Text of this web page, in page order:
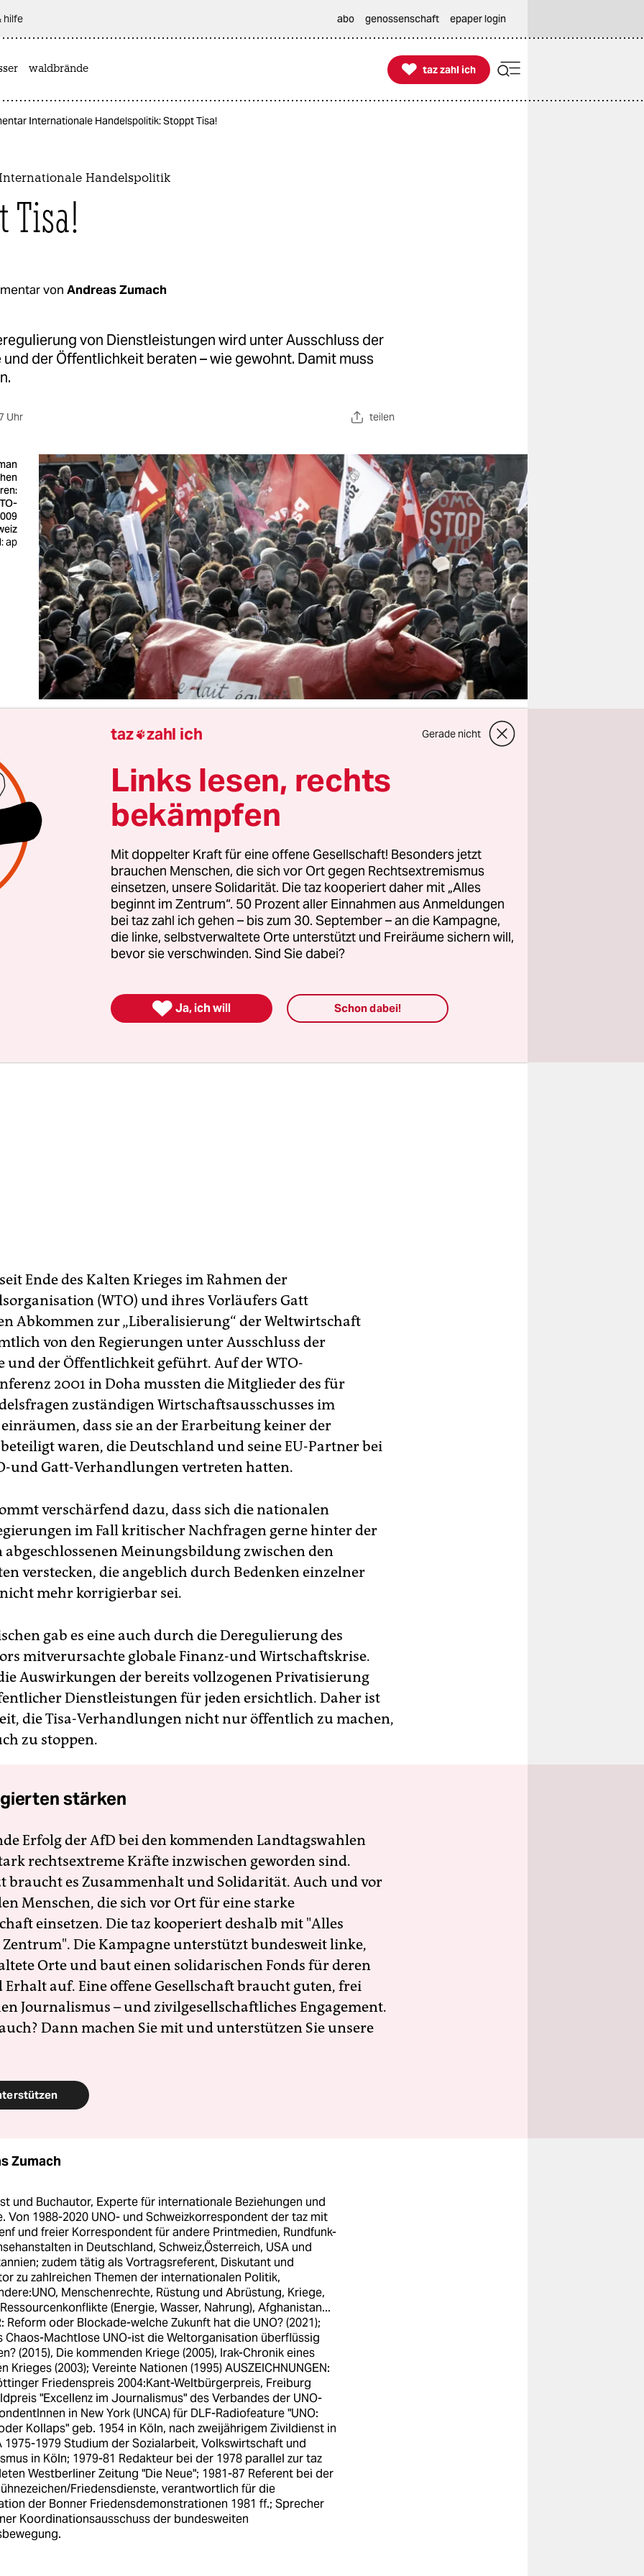
hilfe abo genossenschaft epaper login
waldbrände 
taz zahl ich
taz zahl ich
Internationale Handelspolitik: Stoppt Tisa!
Handelspolitik
Tisa!
von Andreas Zumach
von Dienstleistungen wird unter Ausschluss der
und der Öffentlichkeit beraten – wie gewohnt. Damit muss
Uhr teilen
ap
ist die militärische Sicherheitspolitik der
mit der größten Geheimhaltung sowie der
demokratisch-parlamentarischen Kontrolle und
Transparenz. Tatsächlich ist es die Außenwirtschafts-und
erneut an denVerhandlungen über ein multilaterales
zur Deregulierung und Privatisierung von
(Tisa), das im Erfolgsfall weitreichende
für Menschen in Industrie- wie in
Ende des Kalten Krieges im Rahmen der
(WTO) und ihres Vorläufers Gatt
Abkommen zur „Liberalisierung“ der Weltwirtschaft
von den Regierungen unter Ausschluss der
und der Öffentlichkeit geführt. Auf der WTO-
2001 in Doha mussten die Mitglieder des für
zuständigen Wirtschaftsausschusses im
dass sie an der Erarbeitung keiner der
waren, die Deutschland und seine EU-Partner bei
und Gatt-Verhandlungen vertreten hatten.
verschärfend dazu, dass sich die nationalen
im Fall kritischer Nachfragen gerne hinter der
Meinungsbildung zwischen den
verstecken, die angeblich durch Bedenken einzelner
mehr korrigierbar sei.
gab es eine auch durch die Deregulierung des
mitverursachte globale Finanz-und Wirtschaftskrise.
Auswirkungen der bereits vollzogenen Privatisierung
Dienstleistungen für jeden ersichtlich. Daher ist
die Tisa-Verhandlungen nicht nur öffentlich zu machen,
zu stoppen.
stärken
Erfolg der AfD bei den kommenden Landtagswahlen
rechtsextreme Kräfte inzwischen geworden sind.
braucht es Zusammenhalt und Solidarität. Auch und vor
Menschen, die sich vor Ort für eine starke
einsetzen. Die taz kooperiert deshalb mit "Alles
Die Kampagne unterstützt bundesweit linke,
Orte und baut einen solidarischen Fonds für deren
Erhalt auf. Eine offene Gesellschaft braucht guten, frei
Journalismus – und zivilgesellschaftliches Engagement.
Dann machen Sie mit und unterstützen Sie unsere
Zumach
und Buchautor, Experte für internationale Beziehungen und
Von 1988-2020 UNO- und Schweizkorrespondent der taz mit
und freier Korrespondent für andere Printmedien, Rundfunk-
in Deutschland, Schweiz,Österreich, USA und
zudem tätig als Vortragsreferent, Diskutant und
zu zahlreichen Themen der internationalen Politik,
Menschenrechte, Rüstung und Abrüstung, Kriege,
(Energie, Wasser, Nahrung), Afghanistan...
Reform oder Blockade-welche Zukunft hat die UNO? (2021);
Chaos-Machtlose UNO-ist die Weltorganisation überflüssig
(2015), Die kommenden Kriege (2005), Irak-Chronik eines
Krieges (2003); Vereinte Nationen (1995) AUSZEICHNUNGEN:
Friedenspreis 2004:Kant-Weltbürgerpreis, Freiburg
"Excellenz im Journalismus" des Verbandes der UNO-
in New York (UNCA) für DLF-Radiofeature "UNO:
Kollaps" geb. 1954 in Köln, nach zweijährigem Zivildienst in
1975-1979 Studium der Sozialarbeit, Volkswirtschaft und
in Köln; 1979-81 Redakteur bei der 1978 parallel zur taz
Westberliner Zeitung "Die Neue"; 1981-87 Referent bei der
Friedensdienste, verantwortlich für die
der Bonner Friedensdemonstrationen 1981 ff.; Sprecher
Koordinationsausschuss der bundesweiten
taz zahl ich Gerade nicht
Links lesen, rechts
bekämpfen
Mit doppelter Kraft für eine offene Gesellschaft! Besonders jetzt
brauchen Menschen, die sich vor Ort gegen Rechtsextremismus
einsetzen, unsere Solidarität. Die taz kooperiert daher mit „Alles
beginnt im Zentrum“. 50 Prozent aller Einnahmen aus Anmeldungen
bei taz zahl ich gehen – bis zum 30. September – an die Kampagne,
die linke, selbstverwaltete Orte unterstützt und Freiräume sichern will,
bevor sie verschwinden. Sind Sie dabei?
 Ja, ich will Schon dabei!